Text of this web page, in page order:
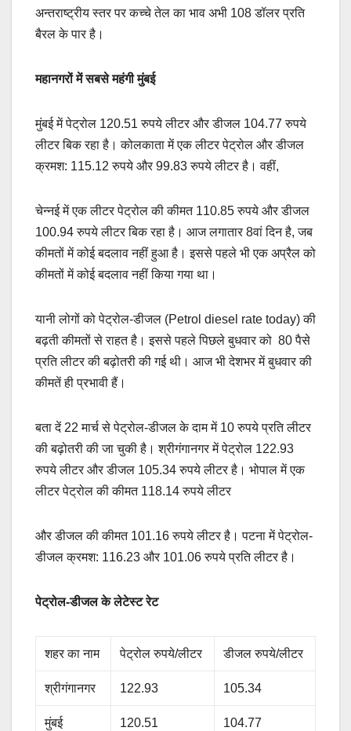
अन्तराष्ट्रीय स्तर पर कच्चे तेल का भाव अभी 108 डॉलर प्रति
बैरल के पार है।
महानगरों में सबसे महंगी मुंबई
मुंबई में पेट्रोल 120.51 रुपये लीटर और डीजल 104.77 रुपये
लीटर बिक रहा है। कोलकाता में एक लीटर पेट्रोल और डीजल
क्रमश: 115.12 रुपये और 99.83 रुपये लीटर है। वहीं,
चेन्नई में एक लीटर पेट्रोल की कीमत 110.85 रुपये और डीजल
100.94 रुपये लीटर बिक रहा है। आज लगातार 8वां दिन है, जब
कीमतों में कोई बदलाव नहीं हुआ है। इससे पहले भी एक अप्रैल को
कीमतों में कोई बदलाव नहीं किया गया था।
यानी लोगों को पेट्रोल-डीजल (Petrol diesel rate today) की
बढ़ती कीमतों से राहत है। इससे पहले पिछले बुधवार को 80 पैसे
प्रति लीटर की बढ़ोतरी की गई थी। आज भी देशभर में बुधवार की
कीमतें ही प्रभावी हैं।
बता दें 22 मार्च से पेट्रोल-डीजल के दाम में 10 रुपये प्रति लीटर
की बढ़ोतरी की जा चुकी है। श्रीगंगानगर में पेट्रोल 122.93
रुपये लीटर और डीजल 105.34 रुपये लीटर है। भोपाल में एक
लीटर पेट्रोल की कीमत 118.14 रुपये लीटर
और डीजल की कीमत 101.16 रुपये लीटर है। पटना में पेट्रोल-
डीजल क्रमश: 116.23 और 101.06 रुपये प्रति लीटर है।
पेट्रोल-डीजल के लेटेस्ट रेट
शहर का नाम पेट्रोल रुपये/लीटर डीजल रुपये/लीटर
श्रीगंगानगर 122.93 105.34
मुंबई 120.51 104.77